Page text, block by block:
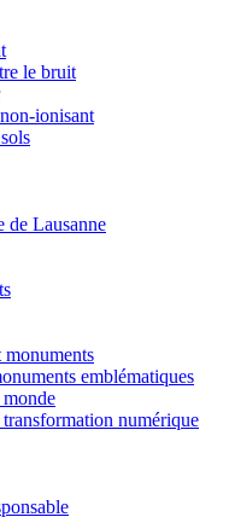
le bruit
ionisant
de Lausanne
emblématiques
numérique